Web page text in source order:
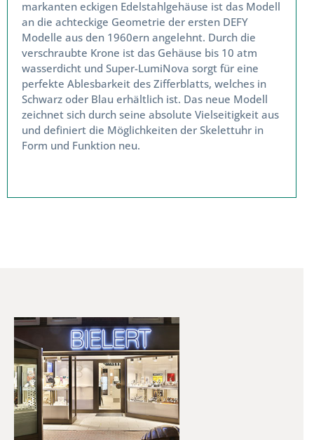
markanten eckigen Edelstahlgehäuse ist das Modell
an die achteckige Geometrie der ersten DEFY
Modelle aus den 1960ern angelehnt. Durch die
verschraubte Krone ist das Gehäuse bis 10 atm
wasserdicht und Super-LumiNova sorgt für eine
perfekte Ablesbarkeit des Zifferblatts, welches in
Schwarz oder Blau erhältlich ist. Das neue Modell
zeichnet sich durch seine absolute Vielseitigkeit aus
und definiert die Möglichkeiten der Skelettuhr in
Form und Funktion neu.
Wichtige Mitteilung
Unser Geschäft schließt zum
Zudem bitten wir,offene Bestellungen und
Reparaturaufträge bis zum 31. Dezember 2026
abzuholen.
Eine weitere Bearbeitung oder Aufbewahrung
können wir danach nicht mehr gewährleisten.